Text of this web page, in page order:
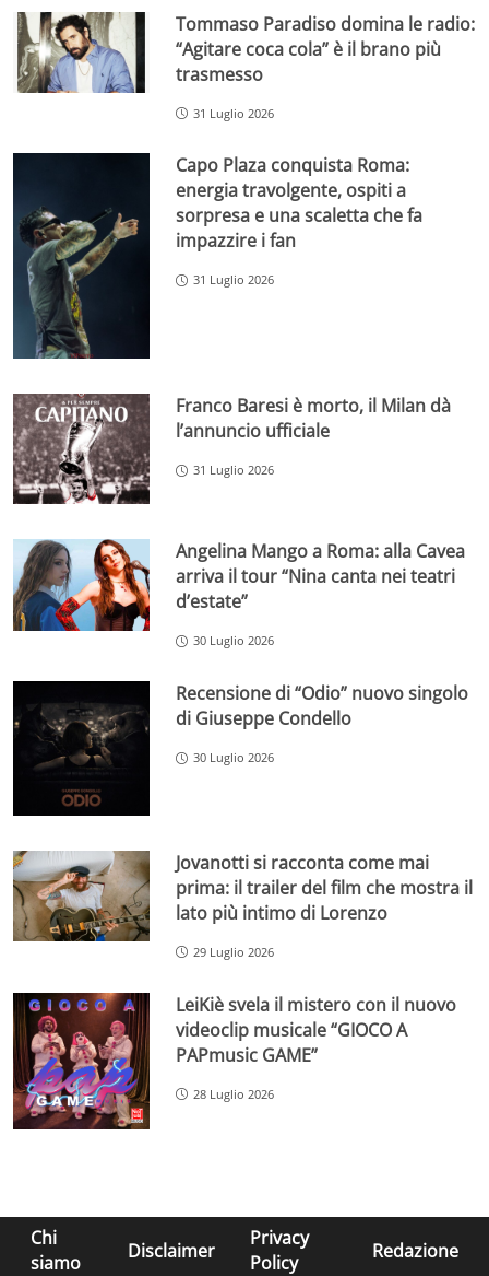
Tommaso Paradiso domina le radio:
“Agitare coca cola” è il brano più
trasmesso
31 Luglio 2026
Capo Plaza conquista Roma:
energia travolgente, ospiti a
sorpresa e una scaletta che fa
impazzire i fan
31 Luglio 2026
Franco Baresi è morto, il Milan dà
l’annuncio ufficiale
31 Luglio 2026
Angelina Mango a Roma: alla Cavea
arriva il tour “Nina canta nei teatri
d’estate”
30 Luglio 2026
Recensione di “Odio” nuovo singolo
di Giuseppe Condello
30 Luglio 2026
Jovanotti si racconta come mai
prima: il trailer del film che mostra il
lato più intimo di Lorenzo
29 Luglio 2026
LeiKiè svela il mistero con il nuovo
videoclip musicale “GIOCO A
PAPmusic GAME”
28 Luglio 2026
Chi
siamo
Disclaimer
Privacy
Policy
Redazione